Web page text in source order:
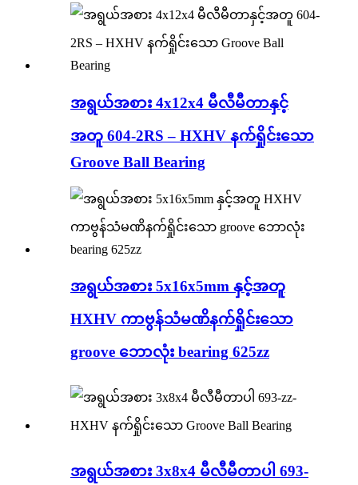
အရွယ်အစား 4x12x4 မီလီမီတာနှင့်
အတူ 604-2RS – HXHV နက်ရှိုင်းသော
Groove Ball Bearing
အရွယ်အစား 5x16x5mm နှင့်အတူ
HXHV ကာဗွန်သံမဏိနက်ရှိုင်းသော
groove ဘောလုံး bearing 625zz
အရွယ်အစား 3x8x4 မီလီမီတာပါ 693-